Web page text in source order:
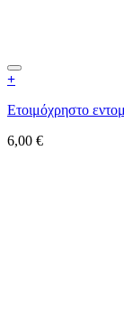
+
Ετοιμόχρηστο
6,00 €